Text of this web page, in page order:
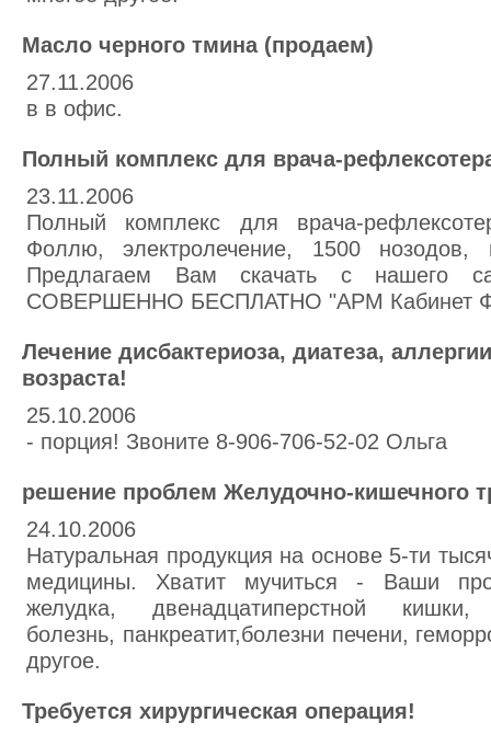
Масло черного тмина (продаем)
27.11.2006
в в офис.
Полный комплекс для врача-
23.11.2006
Полный комплекс для врача-
Фоллю, электролечение, 1500 нозодов,
Предлагаем Вам скачать с нашего
СОВЕРШЕННО БЕСПЛАТНО "АРМ Кабинет
Лечение дисбактериоза, диатеза,
возраста!
25.10.2006
- порция! Звоните 8-906-706-52-02 Ольга
решение проблем Желудочно-кишечного
24.10.2006
Натуральная продукция на основе 5-ти
медицины. Хватит мучиться - Ваши
желудка, двенадцатиперстной кишки,
болезнь, панкреатит,болезни печени,
другое.
Требуется хирургическая операция!